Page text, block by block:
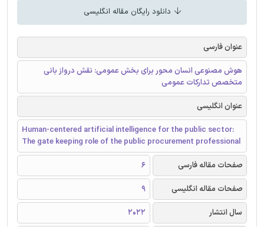
دانلود رایگان مقاله انگلیسی
عنوان فارسی
هوش مصنوعی انسان محور برای بخش عمومی: نقش درواز بانی
متخصص تدارکات عمومی
عنوان انگلیسی
Human-centered artificial intelligence for the public sector:
The gate keeping role of the public procurement professional
صفحات مقاله فارسی
6
صفحات مقاله انگلیسی
9
سال انتشار
2022